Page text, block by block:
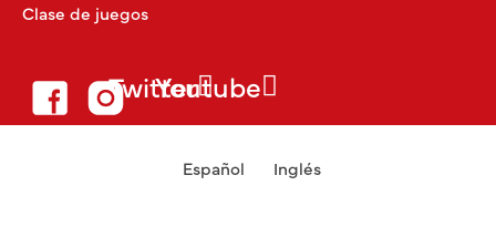
Clase de juegos
TwitterYoutube
Español Inglés